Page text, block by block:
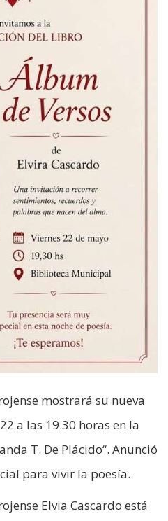
mostrará su nueva
a las 19:30 horas en la
T. De Plácido“. Anunció
para vivir la poesía.
Elvia Cascardo está